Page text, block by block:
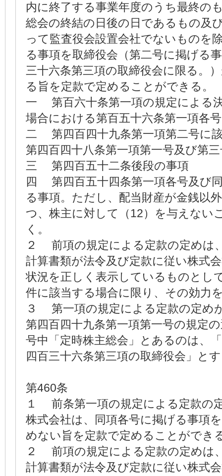
内に終了する事業年度のうち最終の
総会の終結の日後の日であるもの及
って監査役会設置会社でないものを
る事項を取締役会（第二号に掲げる
三十六条第三項の取締役会に限る。
る旨を定款で定めることができる。
一 第百六十条第一項の規定による
場合における第百五十六条第一項各
二 第四百四十九条第一項第二号に
第四百四十八条第一項第一号及び第
三 第四百五十二条後段の事項
四 第四百五十四条第一項各号及び
る事項。ただし、配当財産が金銭以
つ、株主に対して（12）を与えない
く。
２ 前項の規定による定款の定めは
計算書類が法令及び定款に従い株式
状況を正しく表示しているものとし
件に該当する場合に限り、その効力
３ 第一項の規定による定款の定め
第四百四十九条第一項第一号の規定
号中「定時株主総会」とあるのは、
四百三十六条第三項の取締役会」と
第460条
１ 前条第一項の規定による定款の
株式会社は、同項各号に掲げる事項
めない旨を定款で定めることができ
２ 前項の規定による定款の定めは
計算書類が法令及び定款に従い株式